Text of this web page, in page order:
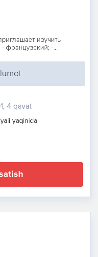
изучить
французский; -...
4 qavat
yaqinida